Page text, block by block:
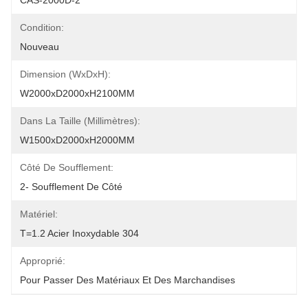
Condition:
Nouveau
Dimension (WxDxH):
W2000xD2000xH2100MM
Dans La Taille (millimètres):
W1500xD2000xH2000MM
Côté De Soufflement:
2- Soufflement De Côté
Matériel:
T=1.2 Acier Inoxydable 304
Approprié:
Pour Passer Des Matériaux Et Des Marchandises